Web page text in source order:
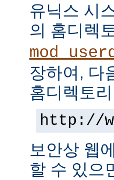
유닉스 시
의 홈디렉
장하여, 다
홈디렉토
http://
보안상 웹
할 수 있으